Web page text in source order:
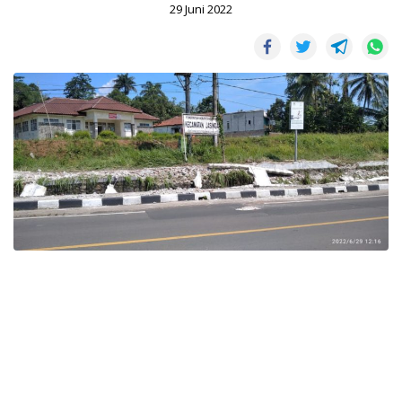
29 Juni 2022